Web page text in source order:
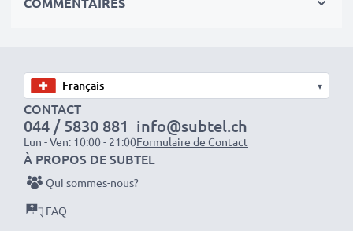
secondaires, de secours, de rechange, de réserve ou
supplémentaires pour les professionnels et les
amateurs.
Optez pour CELLONIC et ne faites aucun compromis
sur la qualité. Passez votre commande dès maintenant
!
▾
CONTACT
044 / 5830 881
Lun - Ven: 10:00 - 21:00
info@subtel.ch
Formulaire de Contact
À PROPOS DE SUBTEL
Qui sommes-nous?
FAQ